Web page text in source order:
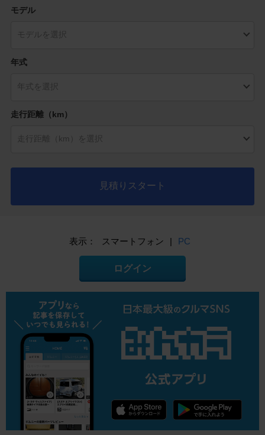
モデル
年式
走行距離（km）
見積りスタート
表示： スマートフォン | PC
ログイン